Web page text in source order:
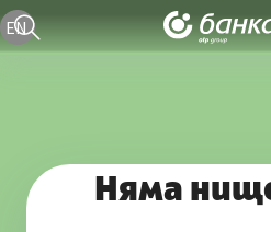
Текуща езикова версия е
EN
Няма